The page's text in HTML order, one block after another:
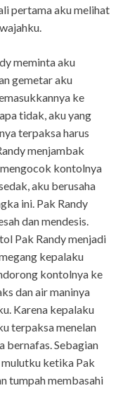
pertama aku melihat
meminta aku
gemetar aku
ke
tidak, aku yang
terpaksa harus
menjambak
kontolnya
aku berusaha
ini. Pak Randy
dan mendesis.
Pak Randy menjadi
kepalaku
kontolnya ke
dan air maninya
Karena kepalaku
terpaksa menelan
bernafas. Sebagian
mulutku ketika Pak
tumpah membasahi